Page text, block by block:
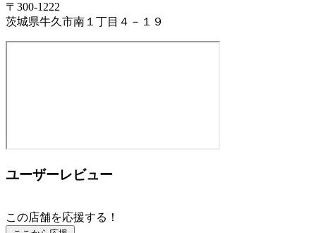
〒300-1222
茨城県牛久市南１丁目４－１９
ユーザーレビュー
この店舗を応援する！